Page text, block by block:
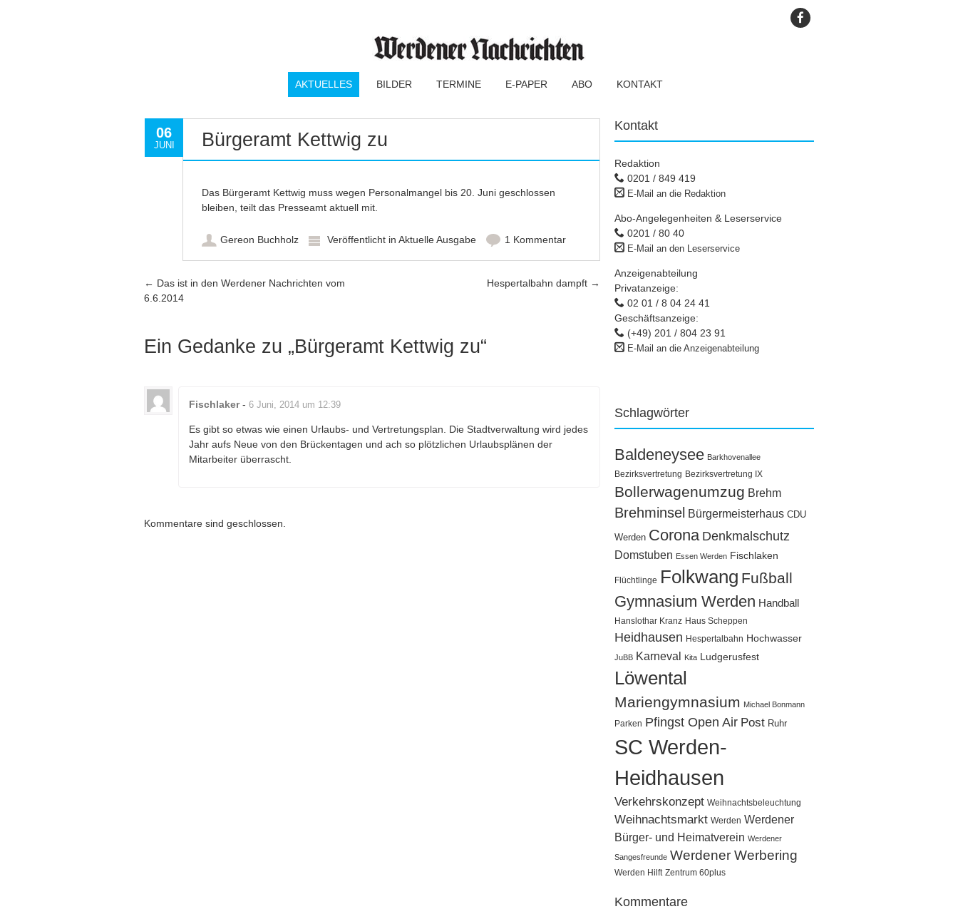
AKTUELLES BILDER TERMINE E-PAPER ABO KONTAKT
06
JUNI Bürgeramt Kettwig zu
Das Bürgeramt Kettwig muss wegen Personalmangel bis 20. Juni geschlossen
bleiben, teilt das Presseamt aktuell mit.
Gereon Buchholz Veröffentlicht in Aktuelle Ausgabe 1 Kommentar
Artikel-Navigation
← Das ist in den Werdener Nachrichten vom
6.6.2014
Hespertalbahn dampft →
Ein Gedanke zu „Bürgeramt Kettwig zu“
Fischlaker- 6 Juni, 2014 um 12:39
Es gibt so etwas wie einen Urlaubs- und Vertretungsplan. Die Stadtverwaltung wird jedes
Jahr aufs Neue von den Brückentagen und ach so plötzlichen Urlaubsplänen der
Mitarbeiter überrascht.
Kommentare sind geschlossen.
Kontakt
Redaktion
0201 / 849 419
E-Mail an die Redaktion
Abo-Angelegenheiten & Leserservice
0201 / 80 40
E-Mail an den Leserservice
Anzeigenabteilung
Privatanzeige:
02 01 / 8 04 24 41
Geschäftsanzeige:
(+49) 201 / 804 23 91
E-Mail an die Anzeigenabteilung
Schlagwörter
Baldeneysee Barkhovenallee
Bezirksvertretung Bezirksvertretung IX
Bollerwagenumzug Brehm
Brehminsel Bürgermeisterhaus CDU
Werden Corona Denkmalschutz
Domstuben Essen Werden Fischlaken
Flüchtlinge Folkwang Fußball
Gymnasium Werden Handball
Hanslothar Kranz Haus Scheppen
Heidhausen Hespertalbahn Hochwasser
JuBB Karneval Kita Ludgerusfest
Löwental
Mariengymnasium Michael Bonmann
Parken Pfingst Open Air Post Ruhr
SC Werden-
Heidhausen
Verkehrskonzept Weihnachtsbeleuchtung
Weihnachtsmarkt Werden Werdener
Bürger- und Heimatverein Werdener
Sangesfreunde Werdener Werbering
Werden Hilft Zentrum 60plus
Kommentare